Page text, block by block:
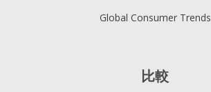
Global Consumer Trends
比較